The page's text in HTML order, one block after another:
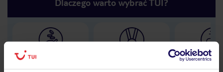
Lider niskich cen 30 lat w